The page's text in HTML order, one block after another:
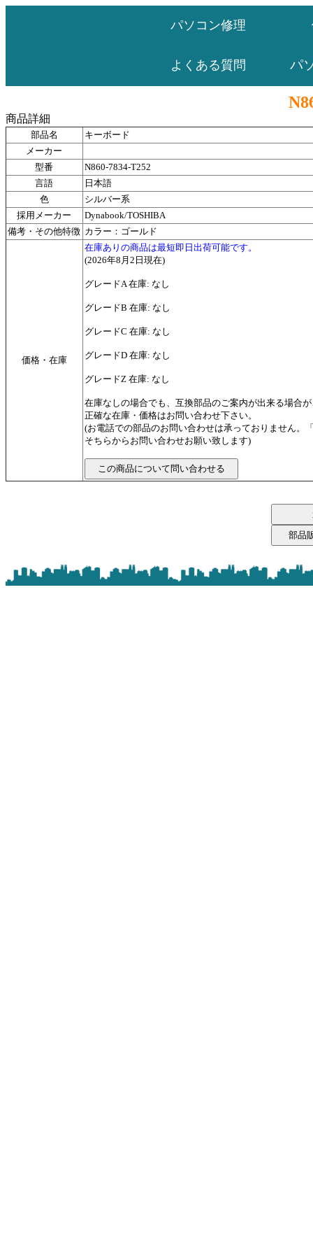
パソコン修理
よくある質問 パ
商品詳細
部品名
キーボード
メーカー
型番
N860-7834-T252
言語
日本語
色
シルバー系
採用メーカー
Dynabook/TOSHIBA
備考・その他特徴 カラー：ゴールド
価格・在庫
在庫ありの商品は最短即日出荷可能です。
(2026年8月2日現在)
グレードA 在庫: なし
グレードB 在庫: なし
グレードC 在庫: なし
グレードD 在庫: なし
グレードZ 在庫: なし
在庫なしの場合でも、互換部品のご案内が出来る場合
正確な在庫・価格はお問い合わせ下さい。
(お電話での部品のお問い合わせは承っておりません。
そちらからお問い合わせお願い致します)